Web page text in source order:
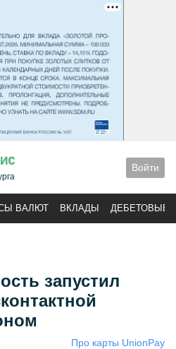
Войти
ВАЛЮТ ВКЛАДЫ ДЕБЕТОВЫЕ
запустил
Про карты UnionPay